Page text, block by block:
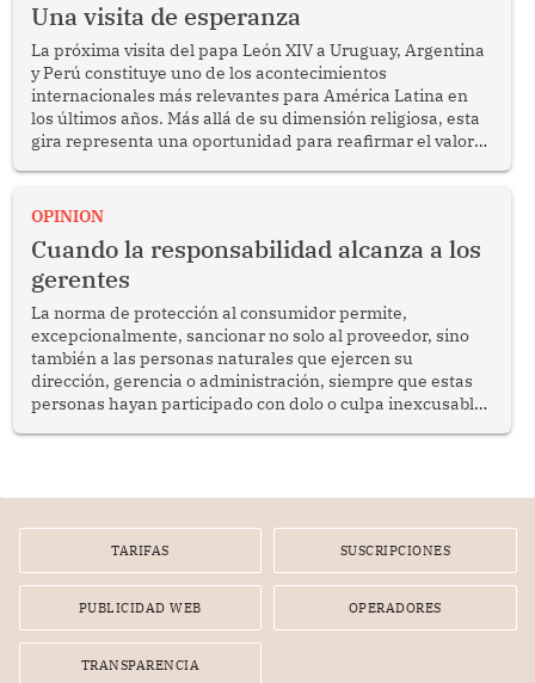
Una visita de esperanza
La próxima visita del papa León XIV a Uruguay, Argentina
y Perú constituye uno de los acontecimientos
internacionales más relevantes para América Latina en
los últimos años. Más allá de su dimensión religiosa, esta
gira representa una oportunidad para reafirmar el valor
enfrenta desafíos en materia de desarrollo, cohesión
OPINION
Cuando la responsabilidad alcanza a los
gerentes
La norma de protección al consumidor permite,
excepcionalmente, sancionar no solo al proveedor, sino
también a las personas naturales que ejercen su
dirección, gerencia o administración, siempre que estas
personas hayan participado con dolo o culpa inexcusable
por la frustrada realización de un meet and greet con
TARIFAS SUSCRIPCIONES
PUBLICIDAD WEB OPERADORES
TRANSPARENCIA